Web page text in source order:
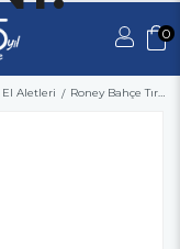
0
El Aletleri Roney Bahçe Tırmığı ROG962171